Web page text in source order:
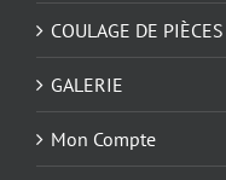
COULAGE DE
GALERIE
Mon Compte